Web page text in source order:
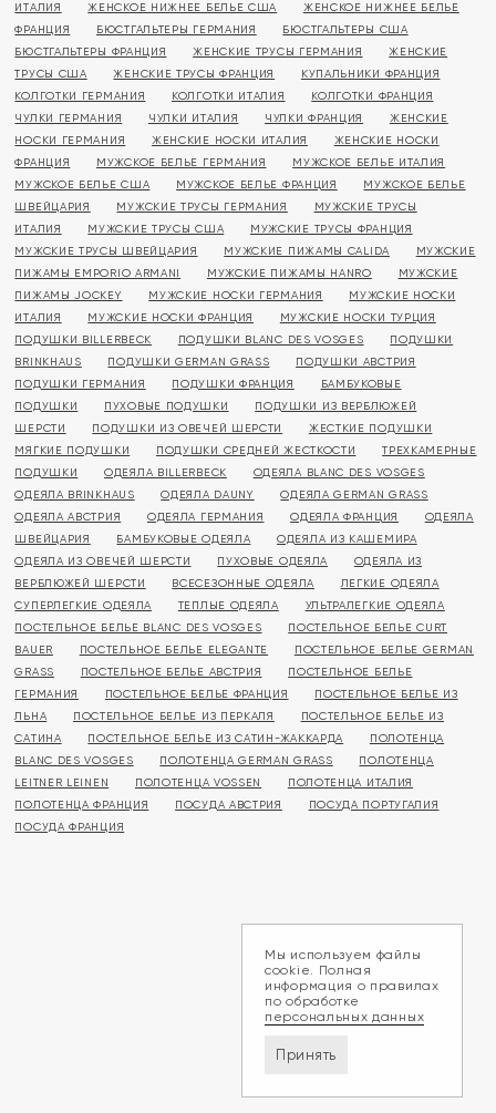
ИТАЛИЯ
ЖЕНСКОЕ НИЖНЕЕ БЕЛЬЕ США
ЖЕНСКОЕ НИЖНЕЕ БЕЛЬЕ
ФРАНЦИЯ
БЮСТГАЛЬТЕРЫ ГЕРМАНИЯ
БЮСТГАЛЬТЕРЫ США
БЮСТГАЛЬТЕРЫ ФРАНЦИЯ
ЖЕНСКИЕ ТРУСЫ ГЕРМАНИЯ
ЖЕНСКИЕ
ТРУСЫ США
ЖЕНСКИЕ ТРУСЫ ФРАНЦИЯ
КУПАЛЬНИКИ ФРАНЦИЯ
КОЛГОТКИ ГЕРМАНИЯ
КОЛГОТКИ ИТАЛИЯ
КОЛГОТКИ ФРАНЦИЯ
ЧУЛКИ ГЕРМАНИЯ
ЧУЛКИ ИТАЛИЯ ЧУЛКИ ФРАНЦИЯ
ЖЕНСКИЕ
НОСКИ ГЕРМАНИЯ
ЖЕНСКИЕ НОСКИ ИТАЛИЯ
ЖЕНСКИЕ НОСКИ
ФРАНЦИЯ
МУЖСКОЕ БЕЛЬЕ ГЕРМАНИЯ
МУЖСКОЕ БЕЛЬЕ ИТАЛИЯ
МУЖСКОЕ БЕЛЬЕ США
МУЖСКОЕ БЕЛЬЕ ФРАНЦИЯ
МУЖСКОЕ БЕЛЬЕ
ШВЕЙЦАРИЯ
МУЖСКИЕ ТРУСЫ ГЕРМАНИЯ
МУЖСКИЕ ТРУСЫ
ИТАЛИЯ
МУЖСКИЕ ТРУСЫ США
МУЖСКИЕ ТРУСЫ ФРАНЦИЯ
МУЖСКИЕ ТРУСЫ ШВЕЙЦАРИЯ
МУЖСКИЕ ПИЖАМЫ CALIDA
МУЖСКИЕ
ПИЖАМЫ EMPORIO ARMANI
МУЖСКИЕ ПИЖАМЫ HANRO
МУЖСКИЕ
ПИЖАМЫ JOCKEY
МУЖСКИЕ НОСКИ ГЕРМАНИЯ
МУЖСКИЕ НОСКИ
ИТАЛИЯ
МУЖСКИЕ НОСКИ ФРАНЦИЯ
МУЖСКИЕ НОСКИ ТУРЦИЯ
ПОДУШКИ BILLERBECK
ПОДУШКИ BLANC DES VOSGES
ПОДУШКИ
BRINKHAUS
ПОДУШКИ GERMAN GRASS
ПОДУШКИ АВСТРИЯ
ПОДУШКИ ГЕРМАНИЯ
ПОДУШКИ ФРАНЦИЯ
БАМБУКОВЫЕ
ПОДУШКИ
ПУХОВЫЕ ПОДУШКИ
ПОДУШКИ ИЗ ВЕРБЛЮЖЕЙ
ШЕРСТИ
ПОДУШКИ ИЗ ОВЕЧЕЙ ШЕРСТИ
ЖЕСТКИЕ ПОДУШКИ
МЯГКИЕ ПОДУШКИ
ПОДУШКИ СРЕДНЕЙ ЖЕСТКОСТИ
ТРЕХКАМЕРНЫЕ
ПОДУШКИ
ОДЕЯЛА BILLERBECK
ОДЕЯЛА BLANC DES VOSGES
ОДЕЯЛА BRINKHAUS
ОДЕЯЛА DAUNY
ОДЕЯЛА GERMAN GRASS
ОДЕЯЛА АВСТРИЯ
ОДЕЯЛА ГЕРМАНИЯ ОДЕЯЛА ФРАНЦИЯ
ОДЕЯЛА
ШВЕЙЦАРИЯ
БАМБУКОВЫЕ ОДЕЯЛА
ОДЕЯЛА ИЗ КАШЕМИРА
ОДЕЯЛА ИЗ ОВЕЧЕЙ ШЕРСТИ
ПУХОВЫЕ ОДЕЯЛА
ОДЕЯЛА ИЗ
ВЕРБЛЮЖЕЙ ШЕРСТИ
ВСЕСЕЗОННЫЕ ОДЕЯЛА
ЛЕГКИЕ ОДЕЯЛА
СУПЕРЛЕГКИЕ ОДЕЯЛА
ТЕПЛЫЕ ОДЕЯЛА
УЛЬТРАЛЕГКИЕ ОДЕЯЛА
ПОСТЕЛЬНОЕ БЕЛЬЕ BLANC DES VOSGES
ПОСТЕЛЬНОЕ БЕЛЬЕ CURT
BAUER
ПОСТЕЛЬНОЕ БЕЛЬЕ ELEGANTE
ПОСТЕЛЬНОЕ БЕЛЬЕ GERMAN
GRASS
ПОСТЕЛЬНОЕ БЕЛЬЕ АВСТРИЯ
ПОСТЕЛЬНОЕ БЕЛЬЕ
ГЕРМАНИЯ
ПОСТЕЛЬНОЕ БЕЛЬЕ ФРАНЦИЯ
ПОСТЕЛЬНОЕ БЕЛЬЕ ИЗ
ЛЬНА
ПОСТЕЛЬНОЕ БЕЛЬЕ ИЗ ПЕРКАЛЯ
ПОСТЕЛЬНОЕ БЕЛЬЕ ИЗ
САТИНА
ПОСТЕЛЬНОЕ БЕЛЬЕ ИЗ САТИН-ЖАККАРДА
ПОЛОТЕНЦА
BLANC DES VOSGES
ПОЛОТЕНЦА GERMAN GRASS
ПОЛОТЕНЦА
LEITNER LEINEN
ПОЛОТЕНЦА VOSSEN
ПОЛОТЕНЦА ИТАЛИЯ
ПОЛОТЕНЦА ФРАНЦИЯ
ПОСУДА АВСТРИЯ
ПОСУДА ПОРТУГАЛИЯ
ПОСУДА ФРАНЦИЯ
Мы используем файлы
cookie. Полная
информация о правилах
по обработке
персональных данных
Принять